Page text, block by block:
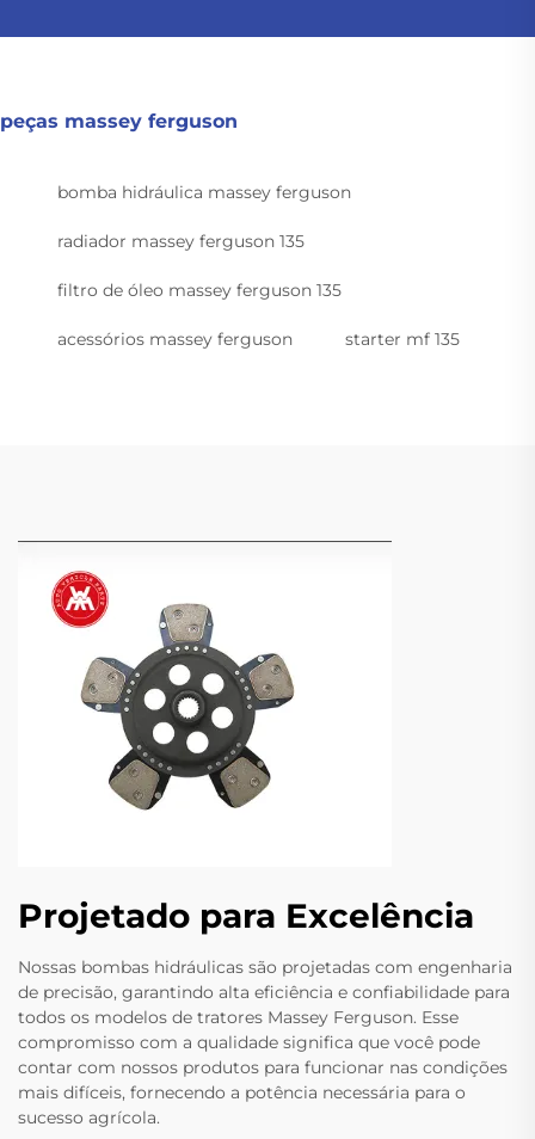
peças massey ferguson
bomba hidráulica massey ferguson
radiador massey ferguson 135
filtro de óleo massey ferguson 135
acessórios massey ferguson starter mf 135
Projetado para Excelência
Nossas bombas hidráulicas são projetadas com engenharia
de precisão, garantindo alta eficiência e confiabilidade para
todos os modelos de tratores Massey Ferguson. Esse
compromisso com a qualidade significa que você pode
contar com nossos produtos para funcionar nas condições
mais difíceis, fornecendo a potência necessária para o
sucesso agrícola.